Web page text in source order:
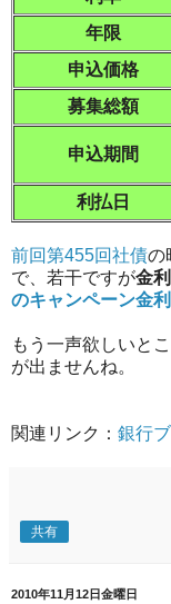
年限
申込価格
募集総額
申込期間
利払日
前回第455回社債の
で、若干ですが金
のキャンペーン金利
もう一声欲しいと
が出ませんね。
関連リンク： 銀行
共有
2010年11月12日金曜日